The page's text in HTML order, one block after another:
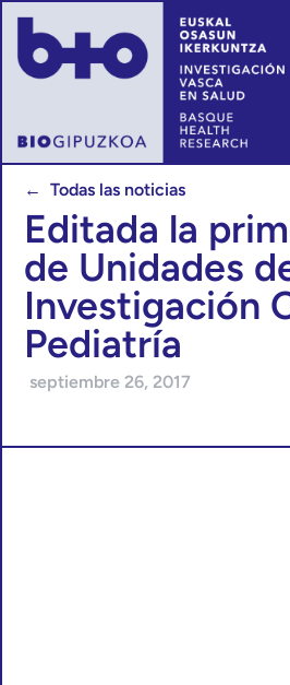
← Todas las noticias
Editada la
de Unidades
Investigación
Pediatría
septiembre 26, 2017